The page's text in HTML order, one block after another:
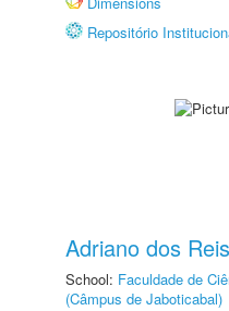
Repositório
Adriano dos
School: Faculdade de
(Câmpus de Jaboticabal)